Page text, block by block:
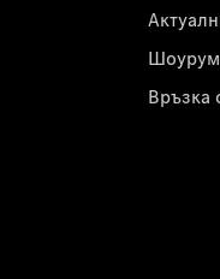
Връзка